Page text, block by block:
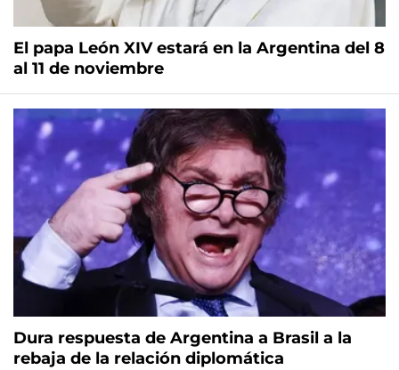
El papa León XIV estará en la Argentina del 8
al 11 de noviembre
Dura respuesta de Argentina a Brasil a la
rebaja de la relación diplomática